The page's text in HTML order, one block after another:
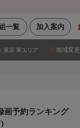
加入案内
一覧
東京 東エリア 地域変更
画予約ランキング